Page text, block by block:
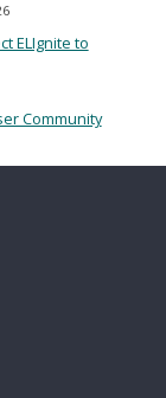
ELIgnite to
Community